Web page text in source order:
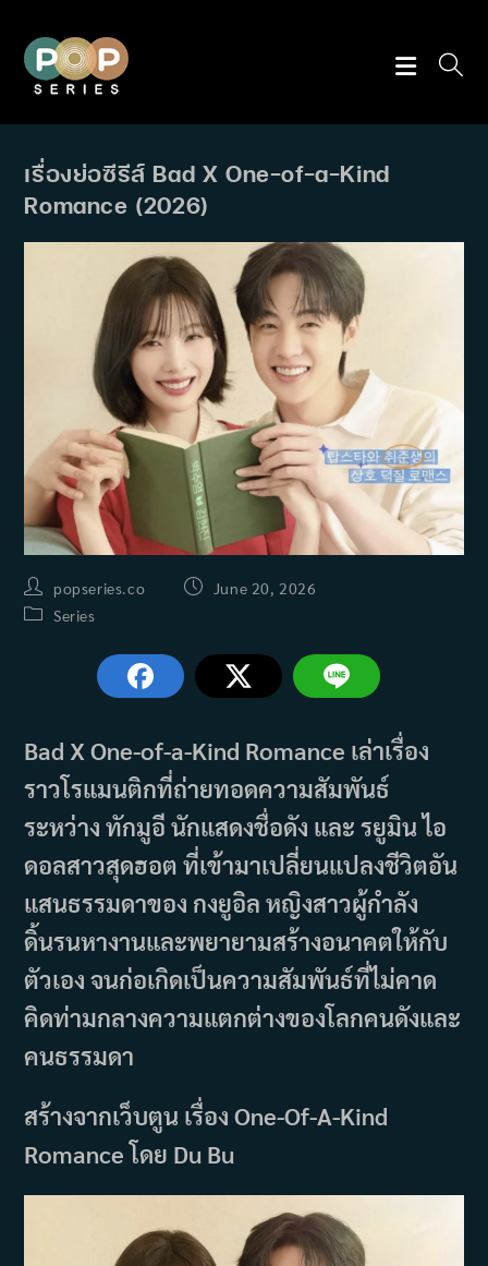
content
เรื่องย่อซีรีส์ Bad X One-of-a-Kind
Romance (2026)
Post
author:
popseries.co
Post June 20, 2026
PostSeries
Bad X One-of-a-Kind Romance เล่าเรื่อง
ราวโรแมนติกที่ถ่ายทอดความสัมพันธ์
ระหว่าง ทักมูอี นักแสดงชื่อดัง และ รยูมิน ไอ
ดอลสาวสุดฮอต ที่เข้ามาเปลี่ยนแปลงชีวิตอัน
แสนธรรมดาของ กงยูอิล หญิงสาวผู้กำลัง
ดิ้นรนหางานและพยายามสร้างอนาคตให้กับ
ตัวเอง จนก่อเกิดเป็นความสัมพันธ์ที่ไม่คาด
คิดท่ามกลางความแตกต่างของโลกคนดังและ
คนธรรมดา
สร้างจากเว็บตูน เรื่อง One-Of-A-Kind
Romance โดย Du Bu